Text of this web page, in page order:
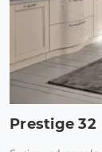
Prestige 32